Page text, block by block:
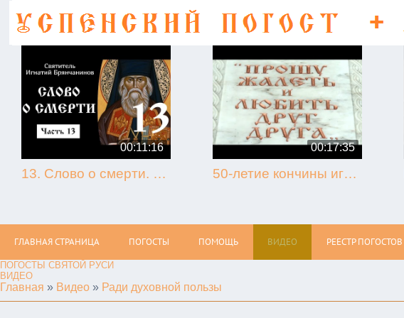
00:11:16
13. Слово о смерти. Игнатий Брянчанинов.
00:17:35
50-летие кончины игумена Никона (Воробьёва) (г. Гагарин, 2013.09.07)
ГЛАВНАЯ СТРАНИЦА ПОГОСТЫ ПОМОЩЬ ВИДЕО РЕЕСТР ПОГОСТОВ
ПОГОСТЫ СВЯТОЙ РУСИ
ВИДЕО
Главная » Видео » Ради духовной пользы